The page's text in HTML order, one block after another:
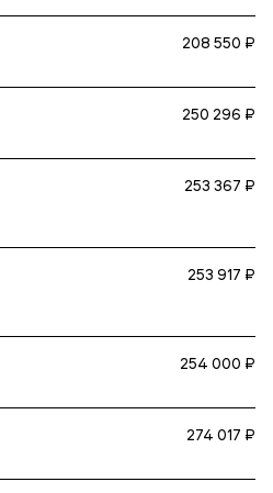
208 550 ₽
250 296 ₽
253 367 ₽
253 917 ₽
254 000 ₽
274 017 ₽